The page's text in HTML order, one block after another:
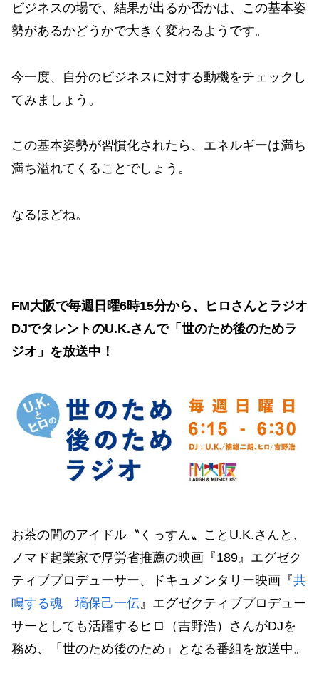
ビジネスの場で、結果が出るか否かは、この基本姿
勢があるかどうかで大きく変わるようです。
今一度、自分のビジネスに対する動機をチェックし
てみましょう。
この基本姿勢が習慣化されたら、エネルギーは満ち
満ち溢れてくることでしょう。
なるほどね。
FM大阪で毎週日曜6時15分から、ヒロさんとラジオ
DJでタレントのU.K.さんで「世のため後のためラ
ジオ」を放送中！
お茶の間のアイドル〝くっすん〟ことU.K.さんと、
ノマド起業家で厚労省推薦の映画『189』エグゼク
ティブプロデューサー、ドキュメンタリー映画『共
鳴する魂 塙保己一伝 』エグゼクティブプロデュー
サーとしても活躍するヒロ（吉野浩）さんがDJを
務め、「世のため後のため」となる番組を放送中。